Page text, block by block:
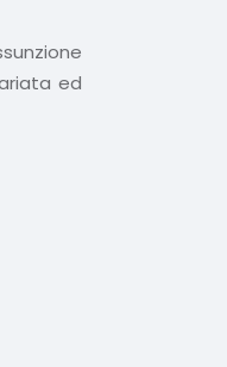
ed